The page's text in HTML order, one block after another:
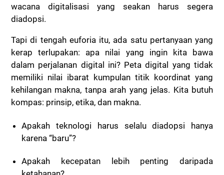
wacana digitalisasi yang seakan harus segera
diadopsi.
Tapi di tengah euforia itu, ada satu pertanyaan yang
kerap terlupakan: apa nilai yang ingin kita bawa
dalam perjalanan digital ini? Peta digital yang tidak
memiliki nilai ibarat kumpulan titik koordinat yang
kehilangan makna, tanpa arah yang jelas. Kita butuh
kompas: prinsip, etika, dan makna.
Apakah teknologi harus selalu diadopsi hanya
karena “baru”?
Apakah kecepatan lebih penting daripada